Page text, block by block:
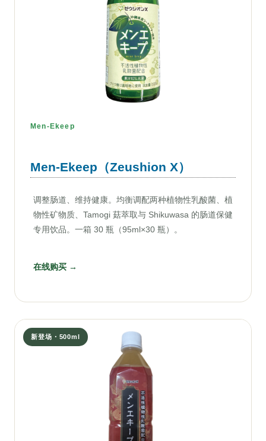
Men-Ekeep
Men-Ekeep（Zeushion X）
调整肠道、维持健康。均衡调配两种植物性乳酸菌、植
物性矿物质、Tamogi 菇萃取与 Shikuwasa 的肠道保健
专用饮品。一箱 30 瓶（95ml×30 瓶）。
在线购买 →
新登场・500ml